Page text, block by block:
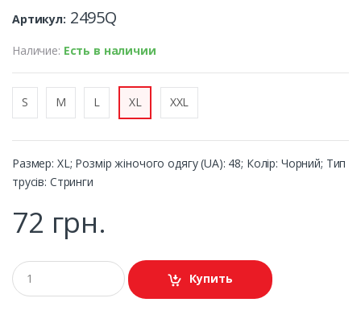
Артикул: 2495Q
Наличие: Есть в наличии
S M L XL XXL
Размер: XL; Розмір жіночого одягу (UA): 48; Колір: Чорний; Тип
трусів: Стринги
72 грн.
Купить